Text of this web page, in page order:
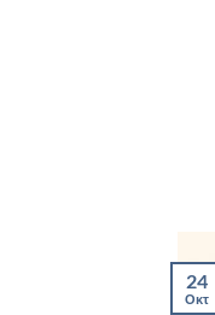
24
Οκτ